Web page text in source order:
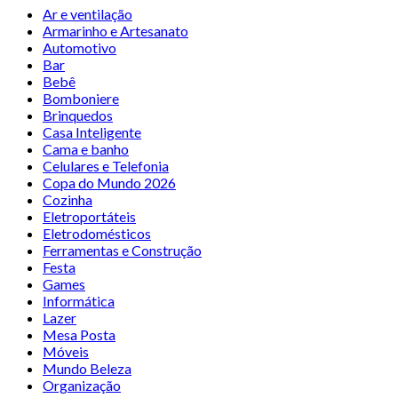
Ar e ventilação
Armarinho e Artesanato
Automotivo
Bar
Bebê
Bomboniere
Brinquedos
Casa Inteligente
Cama e banho
Celulares e Telefonia
Copa do Mundo 2026
Cozinha
Eletroportáteis
Eletrodomésticos
Ferramentas e Construção
Festa
Games
Informática
Lazer
Mesa Posta
Móveis
Mundo Beleza
Organização